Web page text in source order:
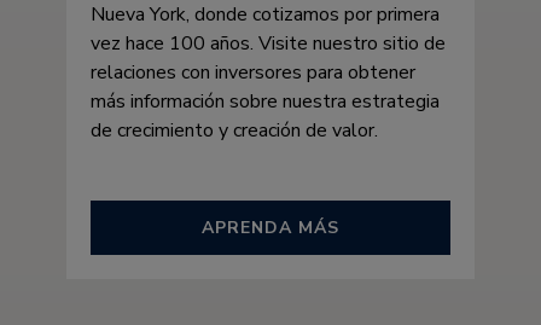
Nueva York, donde cotizamos por primera
vez hace 100 años. Visite nuestro sitio de
relaciones con inversores para obtener
más información sobre nuestra estrategia
de crecimiento y creación de valor.
APRENDA MÁS